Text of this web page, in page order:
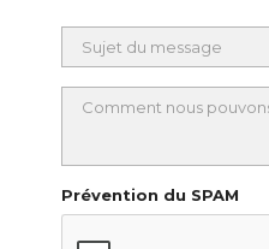
Prévention du SPAM